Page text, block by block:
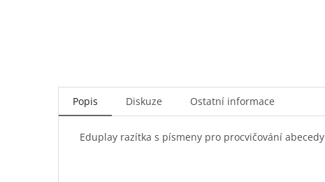
Popis Diskuze Ostatní informace
Eduplay razítka s písmeny pro procvičování abecedy